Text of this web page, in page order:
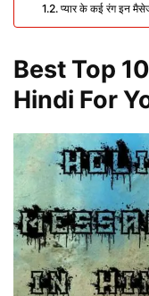
प्यार के कई रंग इन
Best Top
Hindi For